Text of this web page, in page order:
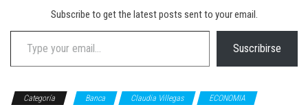
Subscribe to get the latest posts sent to your email.
Type your email…
Suscribirse
Categoría Banca Claudia Villegas
ECONOMIA